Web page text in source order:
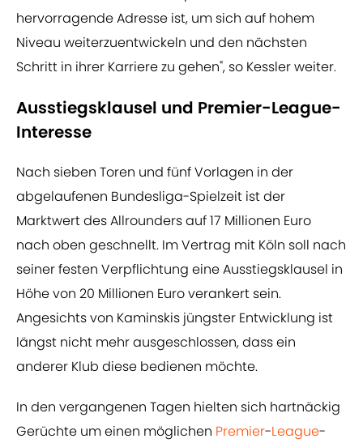
hervorragende Adresse ist, um sich auf hohem
Niveau weiterzuentwickeln und den nächsten
Schritt in ihrer Karriere zu gehen", so Kessler weiter.
Ausstiegsklausel und Premier-League-
Interesse
Nach sieben Toren und fünf Vorlagen in der
abgelaufenen Bundesliga-Spielzeit ist der
Marktwert des Allrounders auf 17 Millionen Euro
nach oben geschnellt. Im Vertrag mit Köln soll nach
seiner festen Verpflichtung eine Ausstiegsklausel in
Höhe von 20 Millionen Euro verankert sein.
Angesichts von Kaminskis jüngster Entwicklung ist
längst nicht mehr ausgeschlossen, dass ein
anderer Klub diese bedienen möchte.
In den vergangenen Tagen hielten sich hartnäckig
Gerüchte um einen möglichen Premier-League-